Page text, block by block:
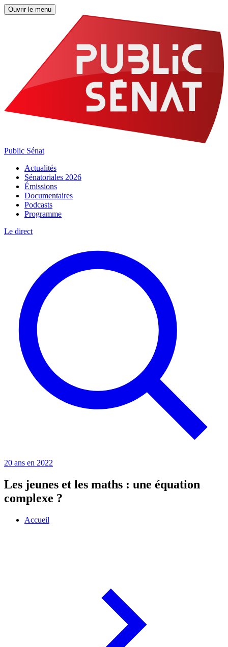
Ouvrir le menu
Public Sénat
Actualités
Sénatoriales 2026
Émissions
Documentaires
Podcasts
Programme
Le direct
20 ans en 2022
Les jeunes et les maths : une équation
complexe ?
Accueil